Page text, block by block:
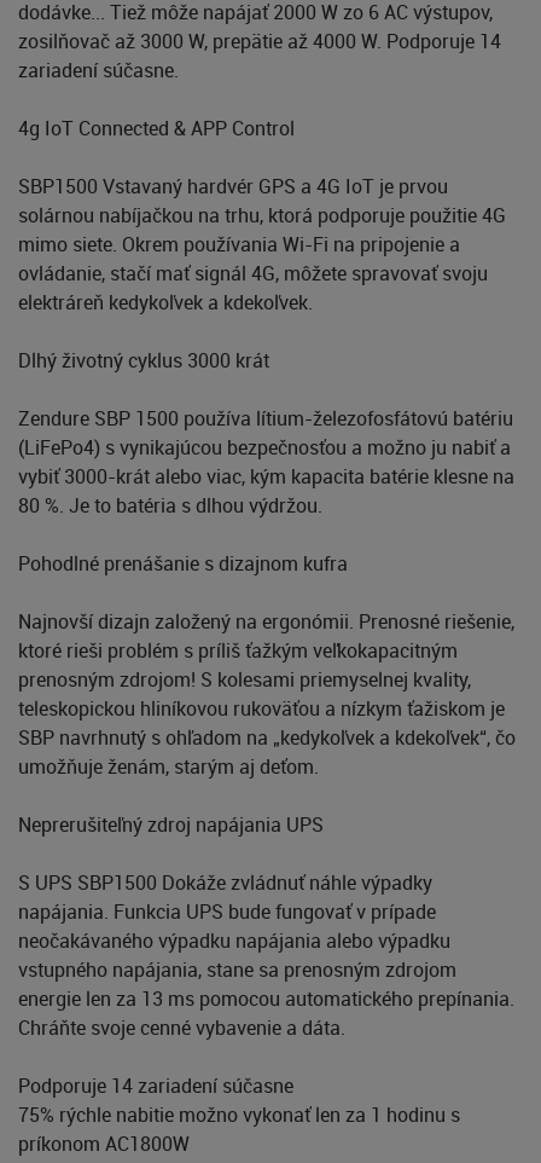
dodávke... Tiež môže napájať 2000 W zo 6 AC výstupov,
zosilňovač až 3000 W, prepätie až 4000 W. Podporuje 14
zariadení súčasne.
4g IoT Connected & APP Control
SBP1500 Vstavaný hardvér GPS a 4G IoT je prvou
solárnou nabíjačkou na trhu, ktorá podporuje použitie 4G
mimo siete. Okrem používania Wi-Fi na pripojenie a
ovládanie, stačí mať signál 4G, môžete spravovať svoju
elektráreň kedykoľvek a kdekoľvek.
Dlhý životný cyklus 3000 krát
Zendure SBP 1500 používa lítium-železofosfátovú batériu
(LiFePo4) s vynikajúcou bezpečnosťou a možno ju nabiť a
vybiť 3000-krát alebo viac, kým kapacita batérie klesne na
80 %. Je to batéria s dlhou výdržou.
Pohodlné prenášanie s dizajnom kufra
Najnovší dizajn založený na ergonómii. Prenosné riešenie,
ktoré rieši problém s príliš ťažkým veľkokapacitným
prenosným zdrojom! S kolesami priemyselnej kvality,
teleskopickou hliníkovou rukoväťou a nízkym ťažiskom je
SBP navrhnutý s ohľadom na „kedykoľvek a kdekoľvek“, čo
umožňuje ženám, starým aj deťom.
Neprerušiteľný zdroj napájania UPS
S UPS SBP1500 Dokáže zvládnuť náhle výpadky
napájania. Funkcia UPS bude fungovať v prípade
neočakávaného výpadku napájania alebo výpadku
vstupného napájania, stane sa prenosným zdrojom
energie len za 13 ms pomocou automatického prepínania.
Chráňte svoje cenné vybavenie a dáta.
Podporuje 14 zariadení súčasne
75% rýchle nabitie možno vykonať len za 1 hodinu s
príkonom AC1800W